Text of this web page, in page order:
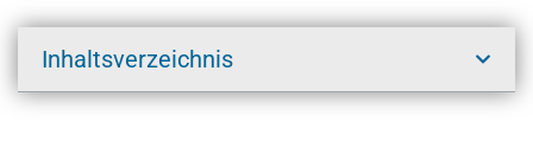
Inhaltsverzeichnis